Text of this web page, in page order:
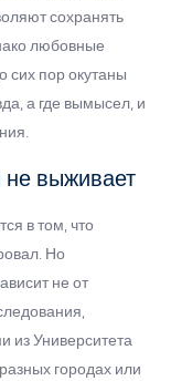
сохранять
любовные
сих пор окутаны
а где вымысел, и
выживает
в том, что
Но
не от
из Университета
городах или